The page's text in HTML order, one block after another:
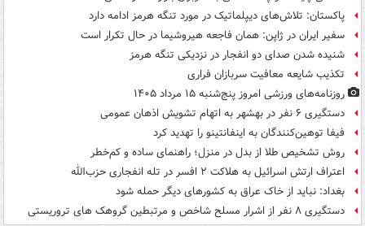
پاکستان: تلاش‌های دیپلماتیک در مورد تنگه هرمز ادامه دارد
سفیر ایران در ژاپن: همان فاجعه هیروشیما در حال تکرار است
شنیده شدن صدای دو انفجار در نزدیکی تنگه هرمز
تکذیب شایعه معافیت سربازان فراری
روزنامه‌های ورزشی امروز پنج‌شنبه ۱۵ مرداد ۱۴۰۵
دستگیری ۶ نفر در بهشهر به اتهام تشویش اذهان عمومی
فیفا توهین‌کنندگان به اینفانتینو را تهدید کرد
روش تشخیص طلا از بدل در منزل؛ راهنمای ساده و کم‌خطر
اعتراف ارتش اسرائیل به هلاکت ۲ افسر در تله انفجاری حزب‌الله
بغداد: نباید از خاک عراق به کشورهای دیگر حمله شود
دستگیری ۸ نفر از اشرار مسلح شاخص و مرتبطین گروهک های تروریستی